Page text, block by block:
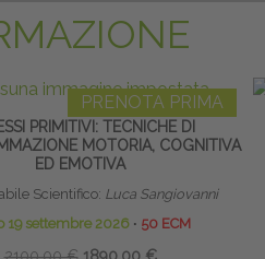
PRENOTA PRIMA
PRIMITIVI: TECNICHE DI
MOTORIA, COGNITIVA
ED EMOTIVA
Scientifico: Luca Sangiovanni
19 settembre 2026 ∙ 50 ECM